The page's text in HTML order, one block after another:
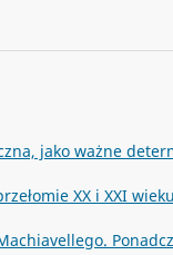
jako ważne
XX i XXI